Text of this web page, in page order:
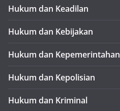
Hukum dan Keadilan
Hukum dan Kebijakan
Hukum dan Kepemerintahan
Hukum dan Kepolisian
Hukum dan Kriminal